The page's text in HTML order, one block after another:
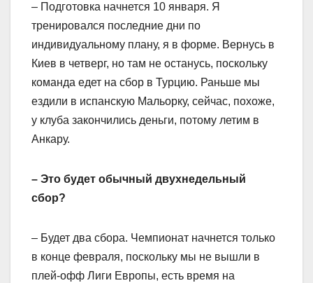
– Подготовка начнется 10 января. Я
тренировался последние дни по
индивидуальному плану, я в форме. Вернусь в
Киев в четверг, но там не останусь, поскольку
команда едет на сбор в Турцию. Раньше мы
ездили в испанскую Мальорку, сейчас, похоже,
у клуба закончились деньги, потому летим в
Анкару.
– Это будет обычный двухнедельный
сбор?
– Будет два сбора. Чемпионат начнется только
в конце февраля, поскольку мы не вышли в
плей-офф Лиги Европы, есть время на